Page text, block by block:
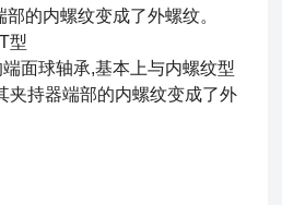
的内螺纹变成了外螺纹。
型
面球轴承,基本上与内螺纹型
夹持器端部的内螺纹变成了外